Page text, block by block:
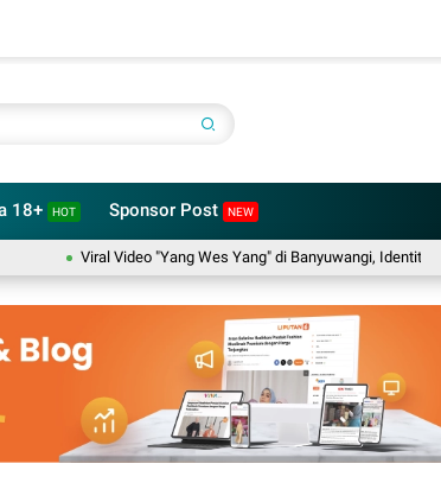
18+ HOT Sponsor Post NEW
Viral Video "Yang Wes Yang" di Banyuwangi, Identitas Dua